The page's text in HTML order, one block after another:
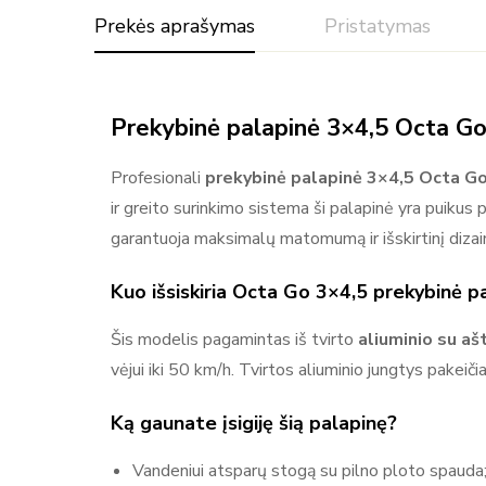
Prekės aprašymas Pristatymas
Prekybinė palapinė 3×4,5 Octa
Profesionali prekybinė palapinė 3×4,5 Octa Go
ir greito surinkimo sistema ši palapinė yra
garantuoja maksimalų matomumą ir išskirtinį
Kuo išsiskiria Octa Go 3×4,5 prekybinė
Šis modelis pagamintas iš tvirto aliuminio su
vėjui iki 50 km/h. Tvirtos aliuminio jungtys
Ką gaunate įsigiję šią palapinę?
Vandeniui atsparų stogą su pilno ploto spauda;